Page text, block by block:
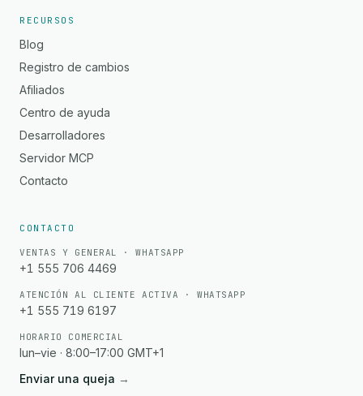
RECURSOS
Blog
Registro de cambios
Afiliados
Centro de ayuda
Desarrolladores
Servidor MCP
Contacto
CONTACTO
VENTAS Y GENERAL · WHATSAPP
+1 555 706 4469
ATENCIÓN AL CLIENTE ACTIVA · WHATSAPP
+1 555 719 6197
HORARIO COMERCIAL
lun–vie · 8:00–17:00 GMT+1
Enviar una queja →